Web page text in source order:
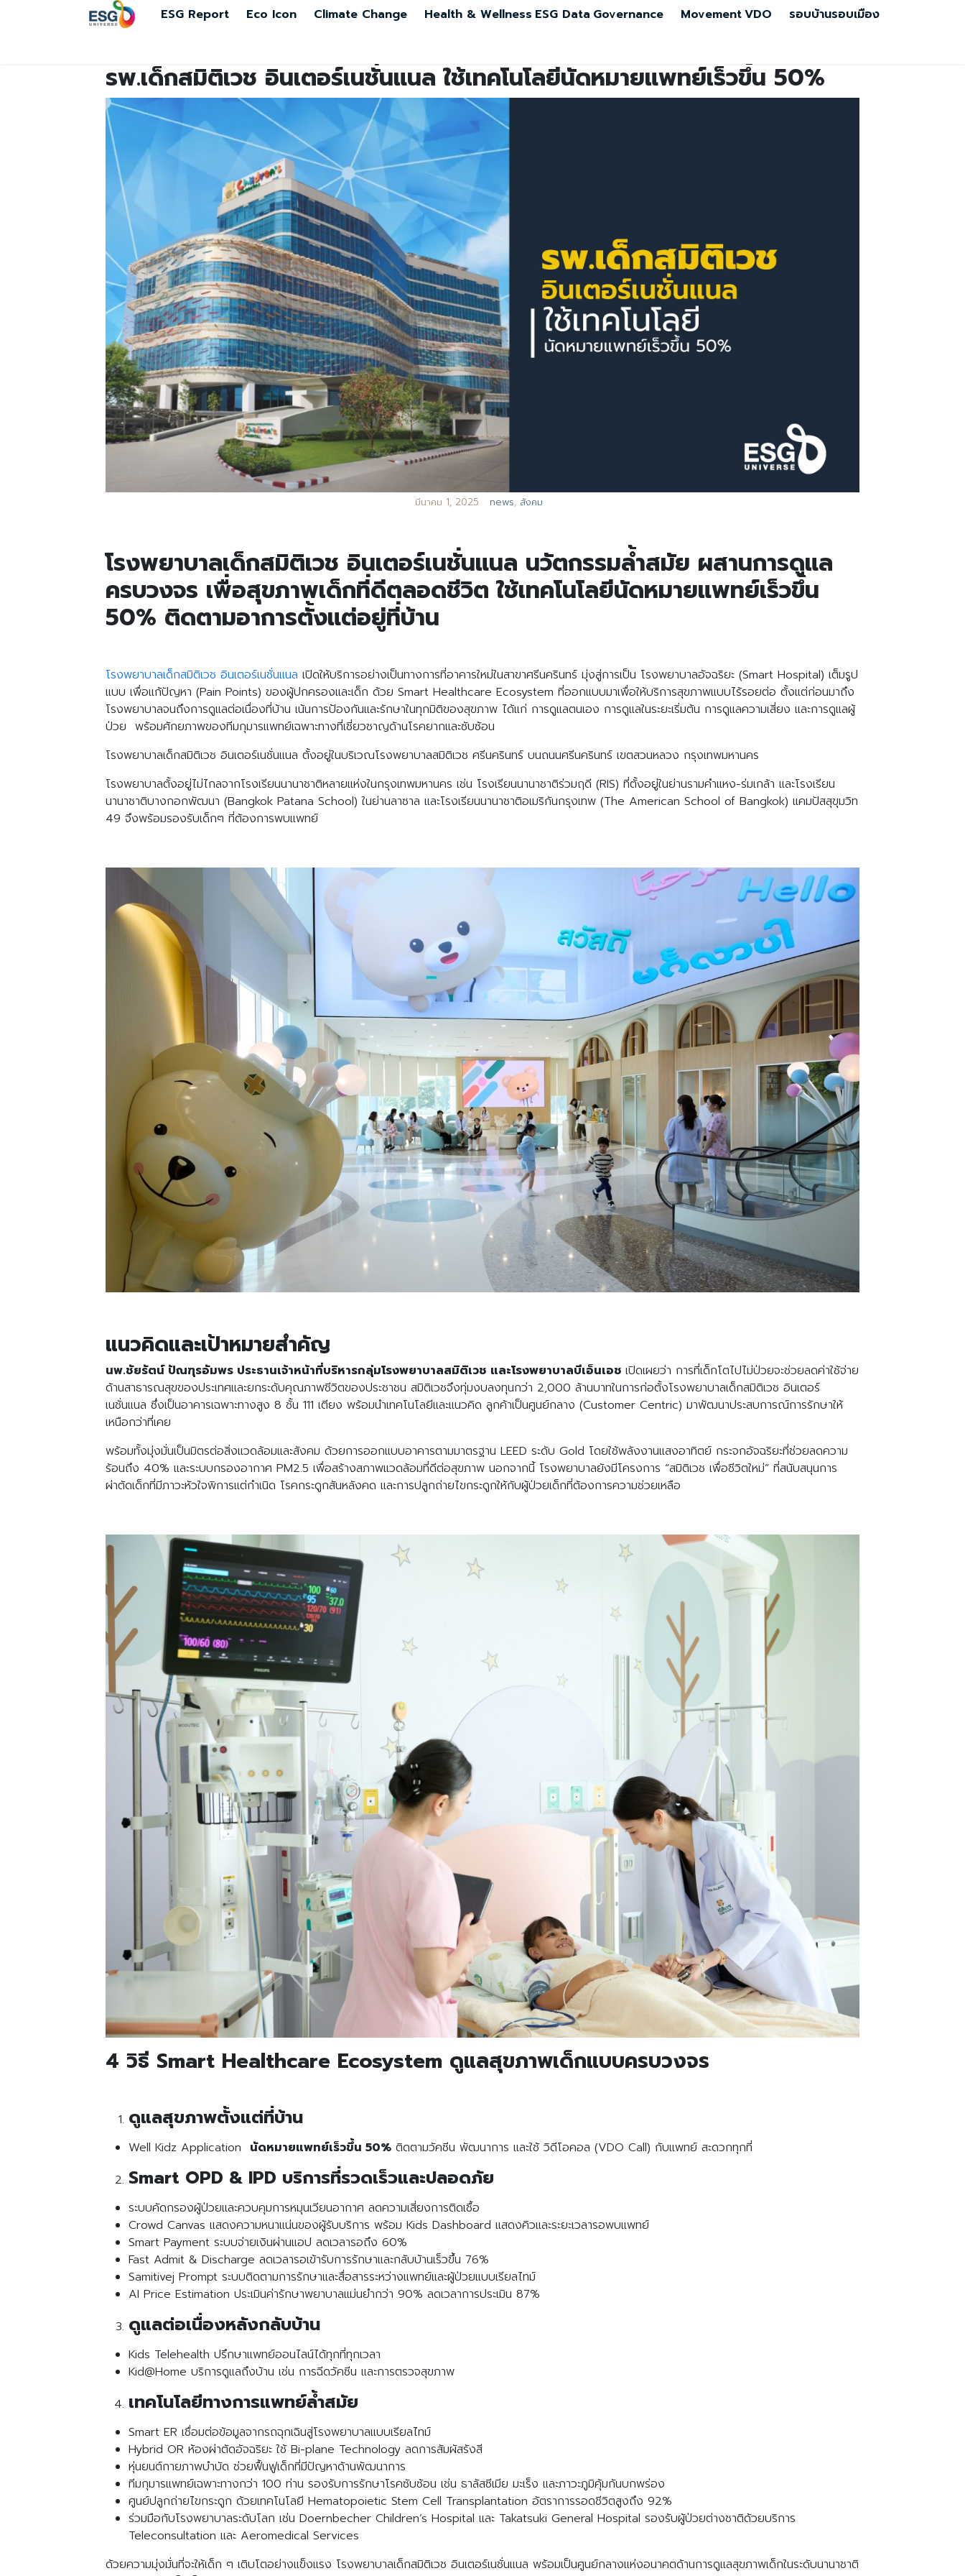
ESG Report Eco Icon Climate Change Health & Wellness ESG Data Governance MovementVDO รอบบ้านรอบเมือง
รพ.เด็กสมิติเวช อินเตอร์เนชั่นแนล ใช้เทคโนโลยีนัดหมายแพทย์เร็วขึ้น 50%
มีนาคม 1, 2025 news, สังคม
โรงพยาบาลเด็กสมิติเวช อินเตอร์เนชั่นแนล นวัตกรรมล้ำสมัย ผสานการดูแล
ครบวงจร เพื่อสุขภาพเด็กที่ดีตลอดชีวิต ใช้เทคโนโลยีนัดหมายแพทย์เร็วขึ้น
50% ติดตามอาการตั้งแต่อยู่ที่บ้าน
โรงพยาบาลเด็กสมิติเวช อินเตอร์เนชั่นแนล เปิดให้บริการอย่างเป็นทางการที่อาคารใหม่ในสาขาศรีนครินทร์ มุ่งสู่การเป็น โรงพยาบาลอัจฉริยะ (Smart Hospital) เต็มรูป
แบบ เพื่อแก้ปัญหา (Pain Points) ของผู้ปกครองและเด็ก ด้วย Smart Healthcare Ecosystem ที่ออกแบบมาเพื่อให้บริการสุขภาพแบบไร้รอยต่อ ตั้งแต่ก่อนมาถึง
โรงพยาบาลจนถึงการดูแลต่อเนื่องที่บ้าน เน้นการป้องกันและรักษาในทุกมิติของสุขภาพ ได้แก่ การดูแลตนเอง การดูแลในระยะเริ่มต้น การดูแลความเสี่ยง และการดูแลผู้
ป่วย พร้อมศักยภาพของทีมกุมารแพทย์เฉพาะทางที่เชี่ยวชาญด้านโรคยากและซับซ้อน
โรงพยาบาลเด็กสมิติเวช อินเตอร์เนชั่นแนล ตั้งอยู่ในบริเวณโรงพยาบาลสมิติเวช ศรีนครินทร์ บนถนนศรีนครินทร์ เขตสวนหลวง กรุงเทพมหานคร
โรงพยาบาลตั้งอยู่ไม่ไกลจากโรงเรียนนานาชาติหลายแห่งในกรุงเทพมหานคร เช่น โรงเรียนนานาชาติร่วมฤดี (RIS) ที่ตั้งอยู่ในย่านรามคำแหง-ร่มเกล้า และโรงเรียน
นานาชาติบางกอกพัฒนา (Bangkok Patana School) ในย่านลาซาล และโรงเรียนนานาชาติอเมริกันกรุงเทพ (The American School of Bangkok) แคมปัสสุขุมวิท
49 จึงพร้อมรองรับเด็กๆ ที่ต้องการพบแพทย์
แนวคิดและเป้าหมายสำคัญ
นพ.ชัยรัตน์ ปัณฑุรอัมพร ประธานเจ้าหน้าที่บริหารกลุ่มโรงพยาบาลสมิติเวช และโรงพยาบาลบีเอ็นเอช เปิดเผยว่า การที่เด็กโตไปไม่ป่วยจะช่วยลดค่าใช้จ่าย
ด้านสาธารณสุขของประเทศและยกระดับคุณภาพชีวิตของประชาชน สมิติเวชจึงทุ่มงบลงทุนกว่า 2,000 ล้านบาทในการก่อตั้งโรงพยาบาลเด็กสมิติเวช อินเตอร์
เนชั่นแนล ซึ่งเป็นอาคารเฉพาะทางสูง 8 ชั้น 111 เตียง พร้อมนำเทคโนโลยีและแนวคิด ลูกค้าเป็นศูนย์กลาง (Customer Centric) มาพัฒนาประสบการณ์การรักษาให้
เหนือกว่าที่เคย
พร้อมทั้งมุ่งมั่นเป็นมิตรต่อสิ่งแวดล้อมและสังคม ด้วยการออกแบบอาคารตามมาตรฐาน LEED ระดับ Gold โดยใช้พลังงานแสงอาทิตย์ กระจกอัจฉริยะที่ช่วยลดความ
ร้อนถึง 40% และระบบกรองอากาศ PM2.5 เพื่อสร้างสภาพแวดล้อมที่ดีต่อสุขภาพ นอกจากนี้ โรงพยาบาลยังมีโครงการ “สมิติเวช เพื่อชีวิตใหม่” ที่สนับสนุนการ
ผ่าตัดเด็กที่มีภาวะหัวใจพิการแต่กำเนิด โรคกระดูกสันหลังคด และการปลูกถ่ายไขกระดูกให้กับผู้ป่วยเด็กที่ต้องการความช่วยเหลือ
4 วิธี Smart Healthcare Ecosystem ดูแลสุขภาพเด็กแบบครบวงจร
ดูแลสุขภาพตั้งแต่ที่บ้าน
Well Kidz Application นัดหมายแพทย์เร็วขึ้น 50% ติดตามวัคซีน พัฒนาการ และใช้ วิดีโอคอล (VDO Call) กับแพทย์ สะดวกทุกที่
Smart OPD & IPD บริการที่รวดเร็วและปลอดภัย
ระบบคัดกรองผู้ป่วยและควบคุมการหมุนเวียนอากาศ ลดความเสี่ยงการติดเชื้อ
Crowd Canvas แสดงความหนาแน่นของผู้รับบริการ พร้อม Kids Dashboard แสดงคิวและระยะเวลารอพบแพทย์
Smart Payment ระบบจ่ายเงินผ่านแอป ลดเวลารอถึง 60%
Fast Admit & Discharge ลดเวลารอเข้ารับการรักษาและกลับบ้านเร็วขึ้น 76%
Samitivej Prompt ระบบติดตามการรักษาและสื่อสารระหว่างแพทย์และผู้ป่วยแบบเรียลไทม์
AI Price Estimation ประเมินค่ารักษาพยาบาลแม่นยำกว่า 90% ลดเวลาการประเมิน 87%
ดูแลต่อเนื่องหลังกลับบ้าน
Kids Telehealth ปรึกษาแพทย์ออนไลน์ได้ทุกที่ทุกเวลา
Kid@Home บริการดูแลถึงบ้าน เช่น การฉีดวัคซีน และการตรวจสุขภาพ
เทคโนโลยีทางการแพทย์ล้ำสมัย
Smart ER เชื่อมต่อข้อมูลจากรถฉุกเฉินสู่โรงพยาบาลแบบเรียลไทม์
Hybrid OR ห้องผ่าตัดอัจฉริยะ ใช้ Bi-plane Technology ลดการสัมผัสรังสี
หุ่นยนต์กายภาพบำบัด ช่วยฟื้นฟูเด็กที่มีปัญหาด้านพัฒนาการ
ทีมกุมารแพทย์เฉพาะทางกว่า 100 ท่าน รองรับการรักษาโรคซับซ้อน เช่น ธาลัสซีเมีย มะเร็ง และภาวะภูมิคุ้มกันบกพร่อง
ศูนย์ปลูกถ่ายไขกระดูก ด้วยเทคโนโลยี Hematopoietic Stem Cell Transplantation อัตราการรอดชีวิตสูงถึง 92%
ร่วมมือกับโรงพยาบาลระดับโลก เช่น Doernbecher Children’s Hospital และ Takatsuki General Hospital รองรับผู้ป่วยต่างชาติด้วยบริการ
Teleconsultation และ Aeromedical Services
ด้วยความมุ่งมั่นที่จะให้เด็ก ๆ เติบโตอย่างแข็งแรง โรงพยาบาลเด็กสมิติเวช อินเตอร์เนชั่นแนล พร้อมเป็นศูนย์กลางแห่งอนาคตด้านการดูแลสุขภาพเด็กในระดับนานาชาติ